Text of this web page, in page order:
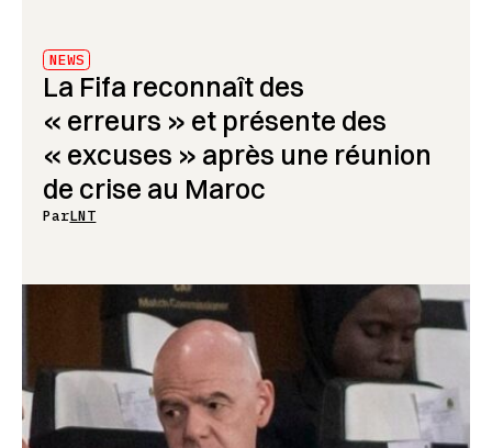
NEWS
La Fifa reconnaît des
« erreurs » et présente des
« excuses » après une réunion
de crise au Maroc
ParLNT